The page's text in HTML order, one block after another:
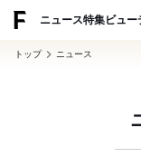
ニュース特集ビュー
トップ ニュース